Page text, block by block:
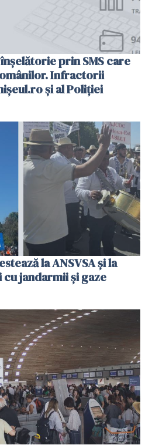
prin SMS care
Infractorii
și al Poliției
la ANSVSA și la
jandarmii și gaze